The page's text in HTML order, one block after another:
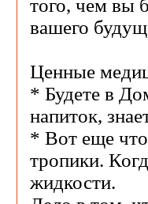
того, чем вы
вашего
Ценные
* Будете в
напиток,
* Вот еще
тропики.
жидкости.